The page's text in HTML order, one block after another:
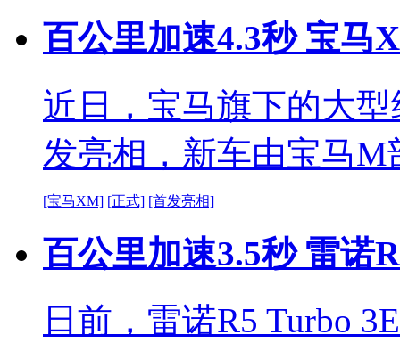
百公里加速4.3秒 宝马
近日，宝马旗下的大
发亮相，新车由宝马M
[宝马XM] [正式] [首发亮相]
百公里加速3.5秒 雷诺
日前，雷诺R5 Turbo